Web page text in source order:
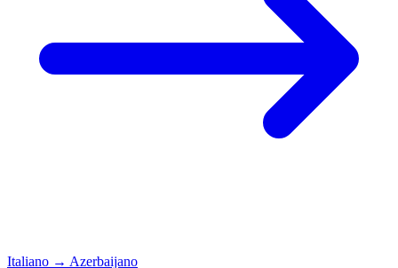
Italiano → Azerbaijano